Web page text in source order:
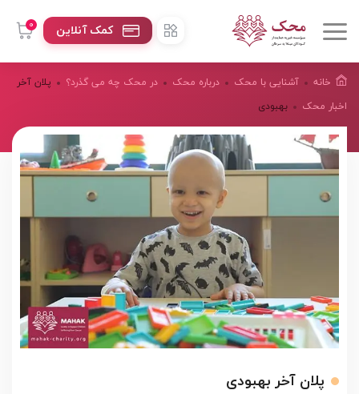
0 کمک آنلاین
خانه آشنایی با محک درباره محک
در محک چه می گذرد؟
اخبار محک
پلان آخر
بهبودی
پلان آخر بهبودی